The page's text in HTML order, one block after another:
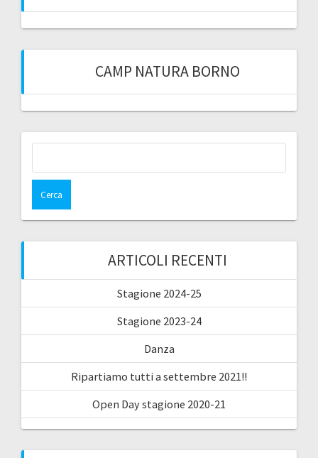
CAMP NATURA BORNO
ARTICOLI RECENTI
Stagione 2024-25
Stagione 2023-24
Danza
Ripartiamo tutti a settembre 2021!!
Open Day stagione 2020-21